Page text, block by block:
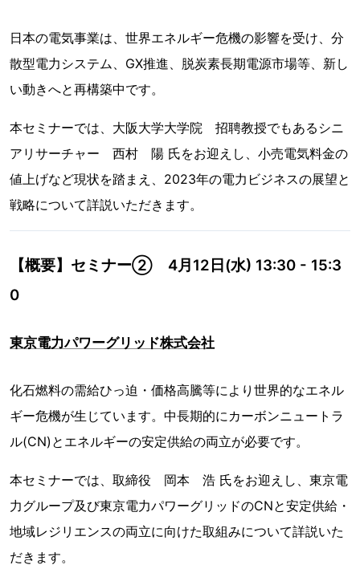
日本の電気事業は、世界エネルギー危機の影響を受け、分
散型電力システム、GX推進、脱炭素長期電源市場等、新し
い動きへと再構築中です。
本セミナーでは、大阪大学大学院 招聘教授でもあるシニ
アリサーチャー 西村 陽 氏をお迎えし、小売電気料金の
値上げなど現状を踏まえ、2023年の電力ビジネスの展望と
戦略について詳説いただきます。
【概要】セミナー② 4月12日(水) 13:30 - 15:3
0
東京電力パワーグリッド株式会社
化石燃料の需給ひっ迫・価格高騰等により世界的なエネル
ギー危機が生じています。中長期的にカーボンニュートラ
ル(CN)とエネルギーの安定供給の両立が必要です。
本セミナーでは、取締役 岡本 浩 氏をお迎えし、東京電
力グループ及び東京電力パワーグリッドのCNと安定供給・
地域レジリエンスの両立に向けた取組みについて詳説いた
だきます。